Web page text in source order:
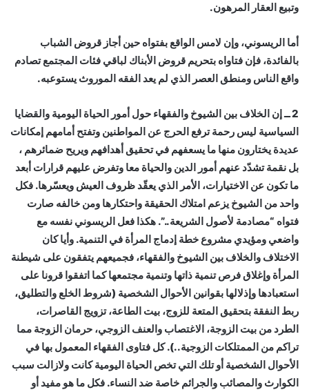
وتبيع العقار المرهون.
أما الريسوني، وإن لامس الواقع بفتواه حين أجاز قروض الشباب
بالفائدة، فإن فتاواه بتحريم قروض الأبناك لباقي فئات المجتمع تصادم
واقع الناس ومنطق العصر الذي لم يعد الفقه الموروث يستوعبه.
2 ــ إن الخلاف بين الشيوخ والفقهاء حول أمور الحياة اليومية والقضايا
السياسية ليس رحمة ترفع الحرج عن المواطنين وتفتح أمامهم إمكانات
عديدة يختارون منها ما يسعفهم في تحقيق أهدافهم ويريح ضمائرهم ،
بل نقمة تشدّد عنهم أمور الدين والحياة معا وتفرض عليهم قرارات أبعد
ما تكون عن الاختيارات، الأمر الذي يعقّد ظروف العيش ويعسّرها. فكل
واحد من الشيوخ يزعم امتلاك الحقيقة واحتكارها ومن خالفه صارت
فتواه “مصادمة لأصول الشريعة..”. هكذا فعل الريسوني نفسه مع
واضعي ومؤيدي مشروع خطة إدماج المرأة في التنمية. وأيا كان
الاختلاف والخلاف بين الشيوخ والفقهاء، فجميعهم يتفقون على شيطنة
المرأة وإغلاق فرص تنمية ذاتها وتنمية مجتمعها كما اتفقوا قرونا على
استعبادها وإذلالها بقوانين الأحوال الشخصية (شروط الخلع والتطليق،
ربط النفقة بتحقيق المتعة للزوج، بيت الطاعة، تزويج القاصرات،
الطرد من بيت الزوجة، الاغتصاب والعنف الزوجي، حرمان الزوجة مما
تراكم من الممتلكات الزوجية..). كل فتاوى الفقهاء المعمول بها في
الأحوال الشخصية أو تلك التي تخص الحياة اليومية كانت ولازالت سبب
الكوارث والمصائب والجرائم خاصة ضد النساء. فكل ما هو مفيد أو